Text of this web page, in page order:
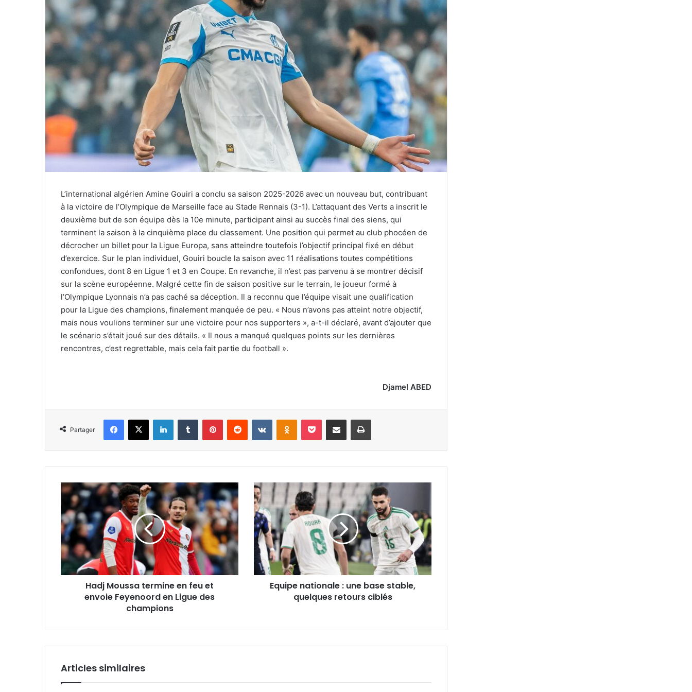
L’international algérien Amine Gouiri a conclu sa saison 2025-2026 avec un nouveau but, contribuant
à la victoire de l’Olympique de Marseille face au Stade Rennais (3-1). L’attaquant des Verts a inscrit le
deuxième but de son équipe dès la 10e minute, participant ainsi au succès final des siens, qui
terminent la saison à la cinquième place du classement. Une position qui permet au club phocéen de
décrocher un billet pour la Ligue Europa, sans atteindre toutefois l’objectif principal fixé en début
d’exercice. Sur le plan individuel, Gouiri boucle la saison avec 11 réalisations toutes compétitions
confondues, dont 8 en Ligue 1 et 3 en Coupe. En revanche, il n’est pas parvenu à se montrer décisif
sur la scène européenne. Malgré cette fin de saison positive sur le terrain, le joueur formé à
l’Olympique Lyonnais n’a pas caché sa déception. Il a reconnu que l’équipe visait une qualification
pour la Ligue des champions, finalement manquée de peu. « Nous n’avons pas atteint notre objectif,
mais nous voulions terminer sur une victoire pour nos supporters », a-t-il déclaré, avant d’ajouter que
le scénario s’était joué sur des détails. « Il nous a manqué quelques points sur les dernières
rencontres, c’est regrettable, mais cela fait partie du football ».
Djamel ABED
Partager
Facebook
X LinkedinTumblr PinterestReddit VKontakteOdnoklassniki
Pocket Partager par email Imprimer
Hadj
Moussa
termine
en
feu
et
envoie
Feyenoord
en
Hadj Moussa termine en feu et
envoie Feyenoord en Ligue des
champions
Equipe
nationale :
une
base
stable,
quelques
retours
ciblés
Equipe nationale : une base stable,
quelques retours ciblés
Articles similaires